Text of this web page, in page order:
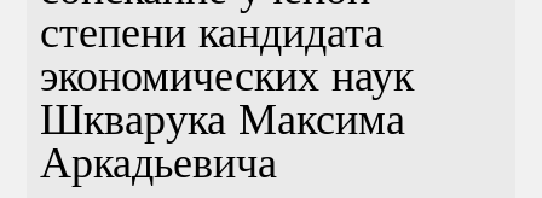
степени кандидата
экономических наук
Шкварука Максима
Аркадьевича